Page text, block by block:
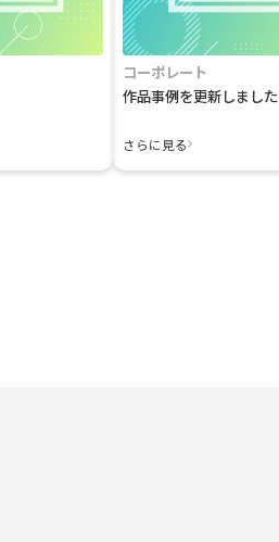
コーポレート
作品事例を更新しました
さらに見る